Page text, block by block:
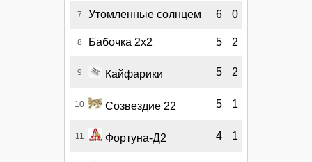
7 Утомленные солнцем 6 0
8 Бабочка 2х2 5 2
9 Кайфарики 5 2
10 Созвездие 22 5 1
11 Фортуна-Д2 4 1